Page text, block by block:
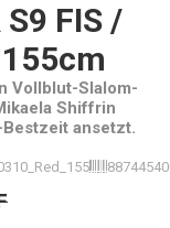
S9 FIS /
155cm
Vollblut-Slalom-
Shiffrin
ansetzt.